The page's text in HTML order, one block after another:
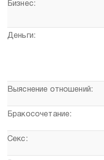
Бизнес:
Деньги:
Выяснение отношений:
Бракосочетание:
Секс: